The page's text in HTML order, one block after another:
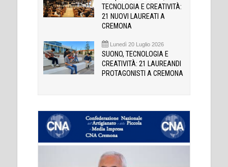
TECNOLOGIA E CREATIVITÀ:
21 NUOVI LAUREATI A
CREMONA
Lunedì 20 Luglio 2026
SUONO, TECNOLOGIA E
CREATIVITÀ: 21 LAUREANDI
PROTAGONISTI A CREMONA